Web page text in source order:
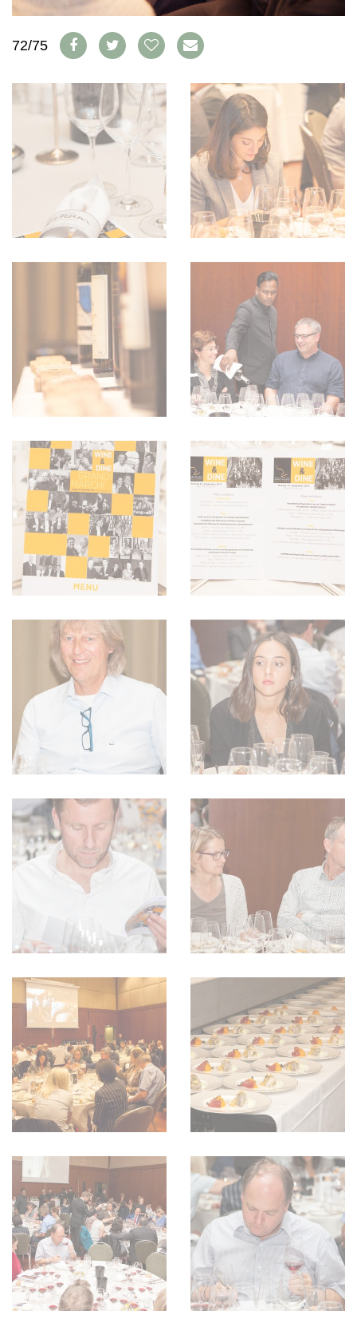
AVANTAGES
VINOPHILES
ARCHIVES
CONCOURS
GUIDE MILLÉSIMES
RECHERCHE VINS
NEWSLETTER
GUIDE DU VIGNOBLE
WINE TRADE CLUB
OFFRES D'EMPLOIS
PUBLICITÉ
MENTIONS LÉGALES
CGV & PROTECTION DES
72/75